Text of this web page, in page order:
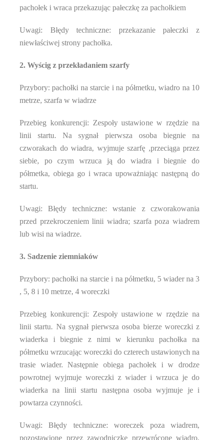
pachołek i wraca przekazując pałeczkę za pachołkiem
Uwagi: Błędy techniczne: przekazanie pałeczki z
niewłaściwej strony pachołka.
2. Wyścig z przekładaniem szarfy
Przybory: pachołki na starcie i na półmetku, wiadro na 10
metrze, szarfa w wiadrze
Przebieg konkurencji: Zespoły ustawione w rzędzie na
linii startu. Na sygnał pierwsza osoba biegnie na
czworakach do wiadra, wyjmuje szarfę ,przeciąga przez
siebie, po czym wrzuca ją do wiadra i biegnie do
półmetka, obiega go i wraca upoważniając następną do
startu.
Uwagi: Błędy techniczne: wstanie z czworakowania
przed przekroczeniem linii wiadra; szarfa poza wiadrem
lub wisi na wiadrze.
3. Sadzenie ziemniaków
Przybory: pachołki na starcie i na półmetku, 5 wiader na 3
, 5, 8 i 10 metrze, 4 woreczki
Przebieg konkurencji: Zespoły ustawione w rzędzie na
linii startu. Na sygnał pierwsza osoba bierze woreczki z
wiaderka i biegnie z nimi w kierunku pachołka na
półmetku wrzucając woreczki do czterech ustawionych na
trasie wiader. Następnie obiega pachołek i w drodze
powrotnej wyjmuje woreczki z wiader i wrzuca je do
wiaderka na linii startu następna osoba wyjmuje je i
powtarza czynności.
Uwagi: Błędy techniczne: woreczek poza wiadrem,
pozostawione przez zawodniczkę przewrócone wiadro,